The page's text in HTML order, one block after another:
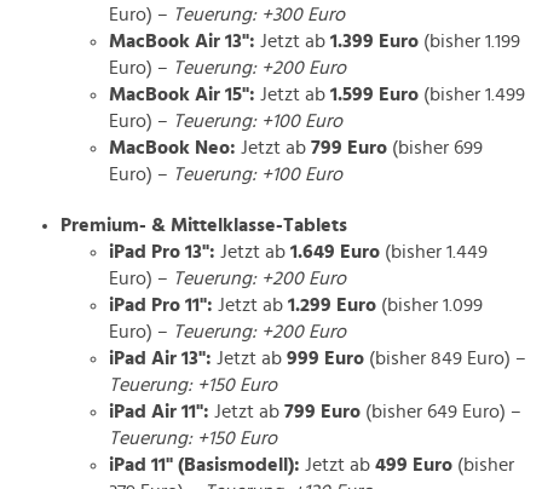
Euro) – Teuerung: +300 Euro
MacBook Air 13": Jetzt ab 1.399 Euro (bisher 1.199
Euro) – Teuerung: +200 Euro
MacBook Air 15": Jetzt ab 1.599 Euro (bisher 1.499
Euro) – Teuerung: +100 Euro
MacBook Neo: Jetzt ab 799 Euro (bisher 699
Euro) – Teuerung: +100 Euro
Premium- & Mittelklasse-Tablets
iPad Pro 13": Jetzt ab 1.649 Euro (bisher 1.449
Euro) – Teuerung: +200 Euro
iPad Pro 11": Jetzt ab 1.299 Euro (bisher 1.099
Euro) – Teuerung: +200 Euro
iPad Air 13": Jetzt ab 999 Euro (bisher 849 Euro) –
Teuerung: +150 Euro
iPad Air 11": Jetzt ab 799 Euro (bisher 649 Euro) –
Teuerung: +150 Euro
iPad 11" (Basismodell): Jetzt ab 499 Euro (bisher